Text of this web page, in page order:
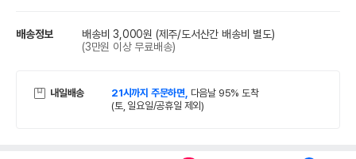
배송정보 배송비 3,000원 (제주/도서산간 배송비 별도)
(3만원 이상 무료배송)
내일배송 21시까지 주문하면, 다음날 95% 도착
(토, 일요일/공휴일 제외)